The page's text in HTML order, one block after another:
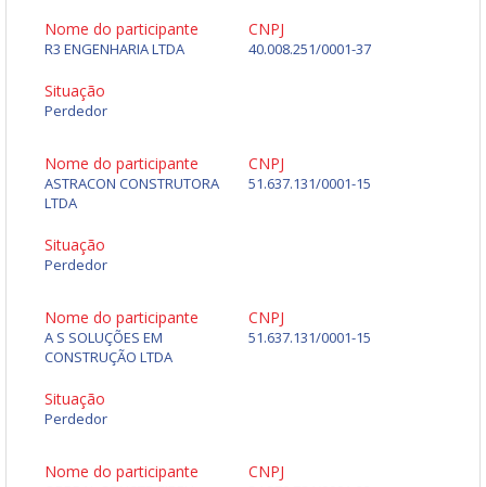
Nome do participante
R3 ENGENHARIA LTDA
CNPJ
40.008.251/0001-37
Situação
Perdedor
Nome do participante
ASTRACON CONSTRUTORA
LTDA
CNPJ
51.637.131/0001-15
Situação
Perdedor
Nome do participante
A S SOLUÇÕES EM
CONSTRUÇÃO LTDA
CNPJ
51.637.131/0001-15
Situação
Perdedor
Nome do participante CNPJ